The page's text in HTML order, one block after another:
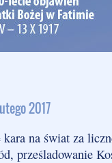
2017
na świat za
prześladowanie